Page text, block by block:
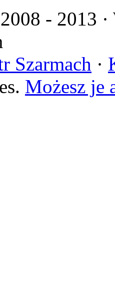
- 2013 ·
Szarmach ·
Możesz je